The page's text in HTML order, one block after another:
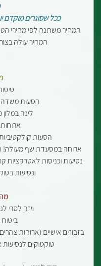
ככל שסוגרים מוקדם
המחיר משתנה לפי מחירי
המחיר עולה
הסעות משדה
לינה
הסעות
ארוחה במסעדת שף מעולה!
נסיעות וכניסות לאטרקציות
ונסיעות
ויזה לסרי
בזבוזים אישיים (ארוחות
טוקטוקים לנסיעות